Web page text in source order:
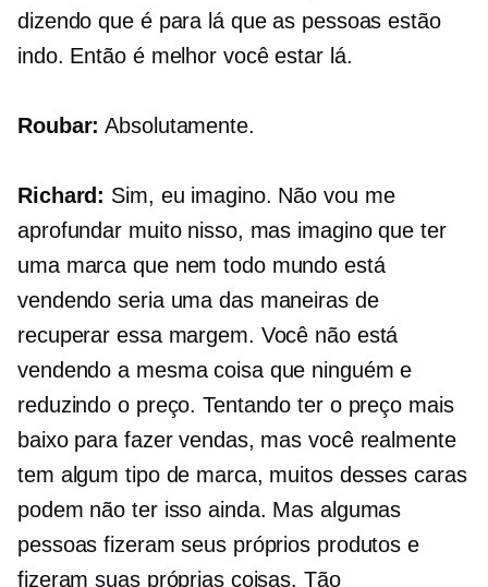
dizendo que é para lá que as pessoas estão
indo. Então é melhor você estar lá.
Roubar: Absolutamente.
Richard: Sim, eu imagino. Não vou me
aprofundar muito nisso, mas imagino que ter
uma marca que nem todo mundo está
vendendo seria uma das maneiras de
recuperar essa margem. Você não está
vendendo a mesma coisa que ninguém e
reduzindo o preço. Tentando ter o preço mais
baixo para fazer vendas, mas você realmente
tem algum tipo de marca, muitos desses caras
podem não ter isso ainda. Mas algumas
pessoas fizeram seus próprios produtos e
fizeram suas próprias coisas. Tão